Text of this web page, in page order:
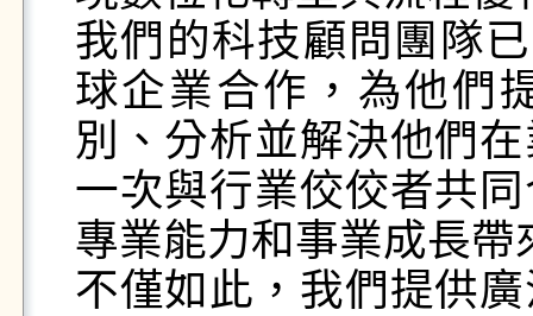
我們的科技顧問團隊
球企業合作，為他們
別、分析並解決他們
一次與行業佼佼者共
專業能力和事業成長帶
不僅如此，我們提供